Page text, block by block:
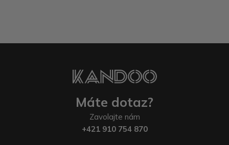
Máte dotaz?
Zavolajte nám
+421 910 754 870